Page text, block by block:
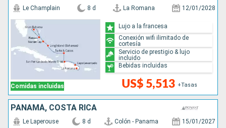
Comidas incluidas
Le Champlain 8 d La Romana 12/01/2028
US$ 5,513 +Tasas
Lujo a la francesa
Conexión wifi ilimitado de
cortesía
Servicio de prestigio & lujo
incluido
Bebidas incluidas
PANAMÁ, COSTA RICA
Le Laperouse 8 d Colón - Panama 15/01/2027